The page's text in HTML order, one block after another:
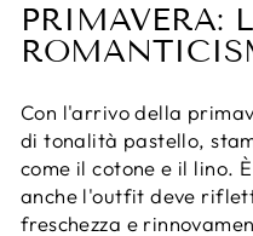
PRIMAVERA:
Con l'arrivo della
di tonalità pastello,
come il cotone e il lino.
anche l'outfit deve
freschezza e